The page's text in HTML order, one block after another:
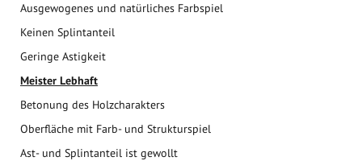
Ausgewogenes und natürliches Farbspiel
Keinen Splintanteil
Geringe Astigkeit
Meister Lebhaft
Betonung des Holzcharakters
Oberfläche mit Farb- und Strukturspiel
Ast- und Splintanteil ist gewollt